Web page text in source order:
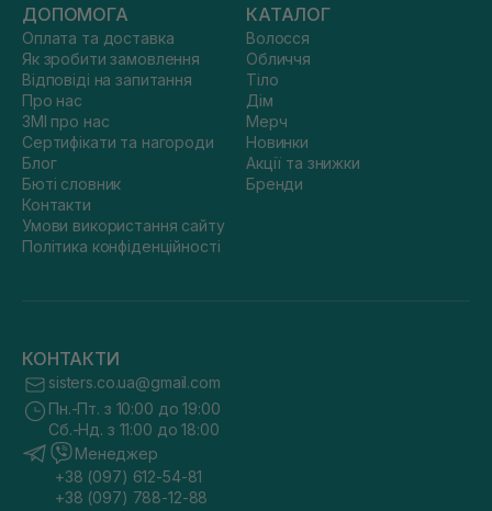
ДОПОМОГА
Оплата та доставка
Як зробити замовлення
Відповіді на запитання
Про нас
ЗМІ про нас
Сертифікати та нагороди
Блог
Бюті словник
Контакти
Умови використання сайту
Політика конфіденційності
КАТАЛОГ
Волосся
Обличчя
Тіло
Дім
Мерч
Новинки
Акції та знижки
Бренди
КОНТАКТИ
sisters.co.ua@gmail.com
Пн.-Пт. з 10:00 до 19:00
Сб.-Нд. з 11:00 до 18:00
Менеджер
+38 (097) 612-54-81
+38 (097) 788-12-88